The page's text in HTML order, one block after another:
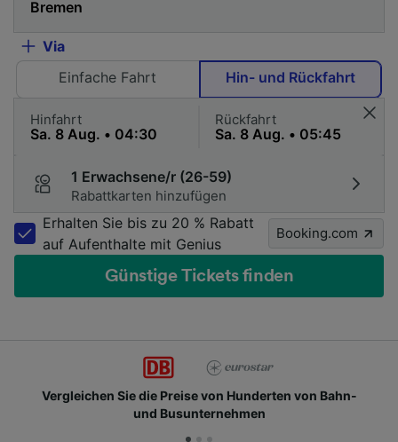
Via
Einfache Fahrt
Hin- und Rückfahrt
Hinfahrt Rückfahrt
1 Erwachsene/r (26-59)
Rabattkarten hinzufügen
Erhalten Sie bis zu 20 % Rabatt
auf Aufenthalte mit Genius
Booking.com
Günstige Tickets finden
Vergleichen Sie die Preise von Hunderten von Bahn-
und Busunternehmen